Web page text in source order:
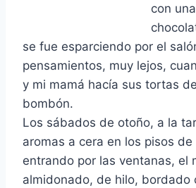
con
se fue esparciendo por el
pensamientos, muy lejos,
y mi mamá hacía sus tortas
bombón.
Los sábados de otoño, a la
aromas a cera en los pisos
entrando por las ventanas, el
almidonado, de hilo, bordado